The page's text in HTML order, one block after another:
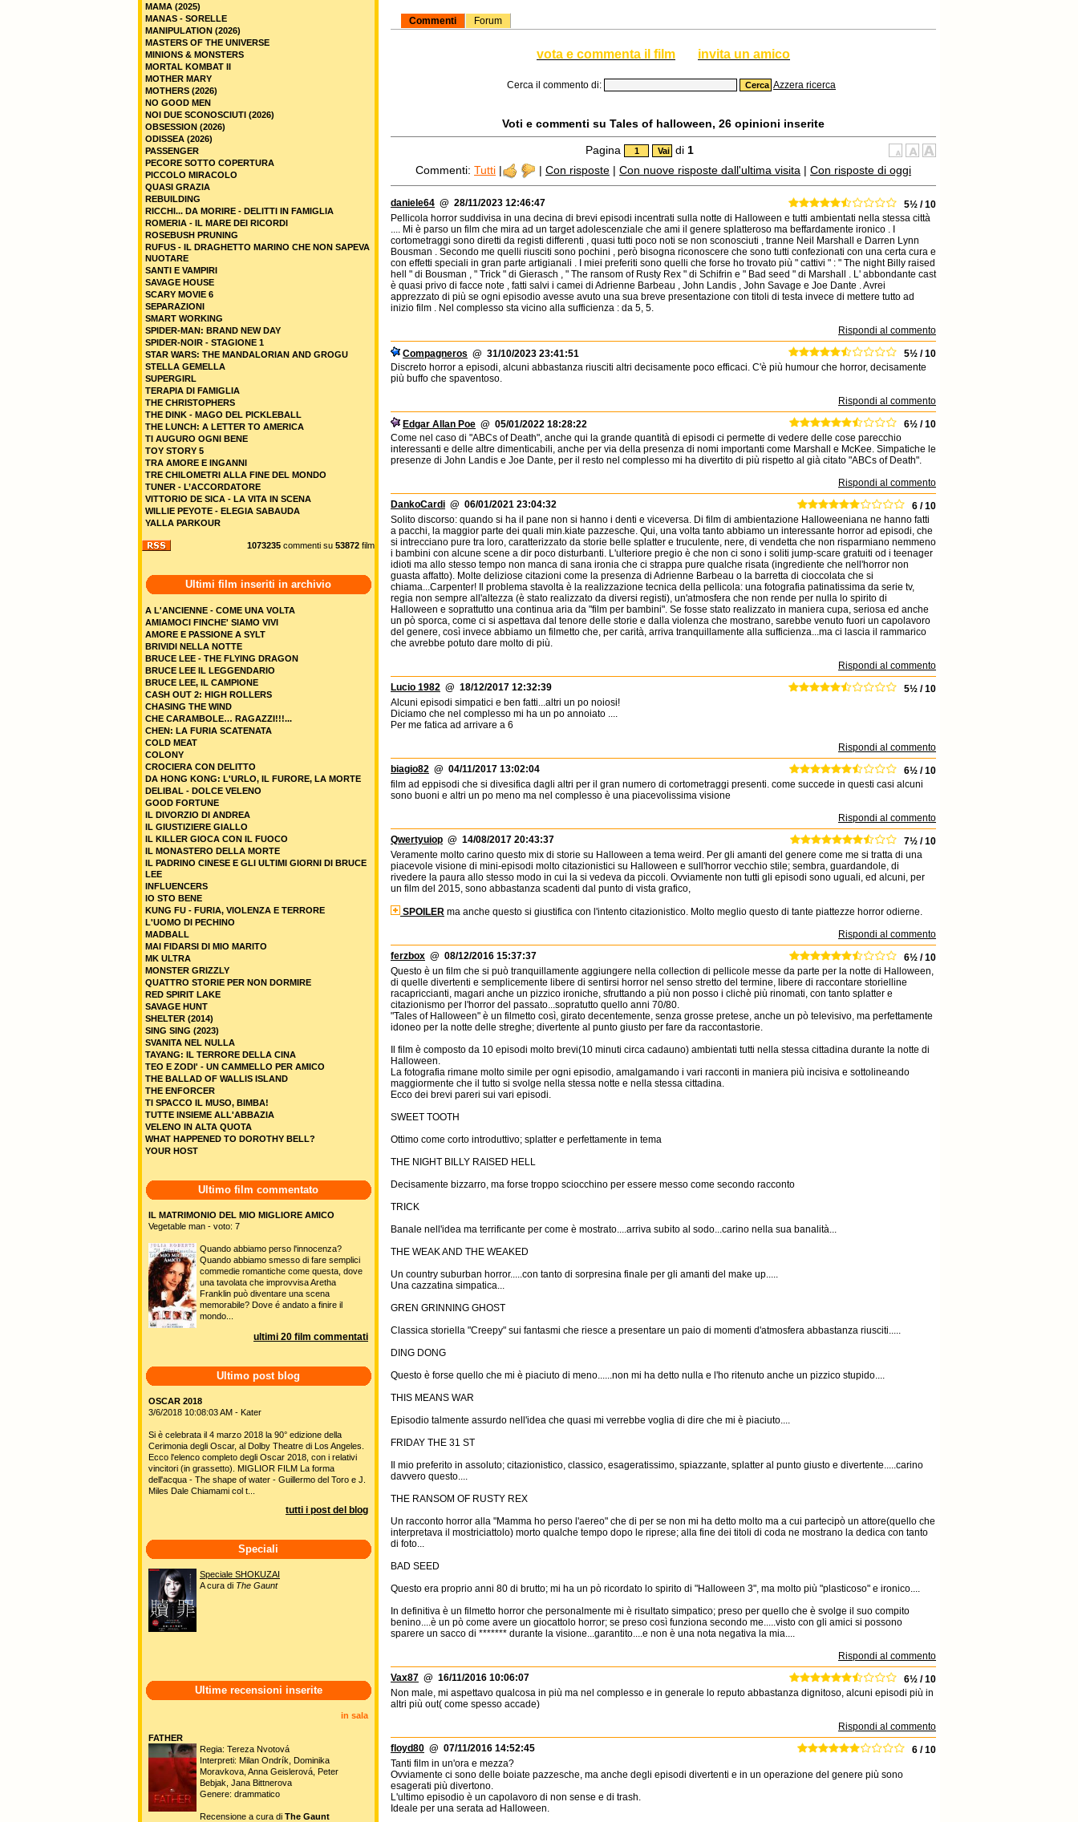
Commenti Forum
vota e commenta il film invita un amico
Cerca il commento di: Azzera ricerca
Voti e commenti su Tales of halloween, 26 opinioni inserite
Pagina di 1
Commenti: Tutti | | Con risposte | Con nuove risposte dall'ultima visita | Con risposte di oggi
daniele64 @ 28/11/2023 12:46:47
5½ / 10
Pellicola horror suddivisa in una decina di brevi episodi incentrati sulla notte di Halloween e tutti ambientati nella stessa città
.... Mi è parso un film che mira ad un target adolescenziale che ami il genere splatteroso ma beffardamente ironico . I
cortometraggi sono diretti da registi differenti , quasi tutti poco noti se non sconosciuti , tranne Neil Marshall e Darren Lynn
Bousman . Secondo me quelli riusciti sono pochini , però bisogna riconoscere che sono tutti confezionati con una certa cura e
con effetti speciali in gran parte artigianali . I miei preferiti sono quelli che forse ho trovato più " cattivi " : " The night Billy raised
hell " di Bousman , " Trick " di Gierasch , " The ransom of Rusty Rex " di Schifrin e " Bad seed " di Marshall . L' abbondante cast
è quasi privo di facce note , fatti salvi i camei di Adrienne Barbeau , John Landis , John Savage e Joe Dante . Avrei
apprezzato di più se ogni episodio avesse avuto una sua breve presentazione con titoli di testa invece di mettere tutto ad
inizio film . Nel complesso sta vicino alla sufficienza : da 5, 5.
Rispondi al commento
Compagneros @ 31/10/2023 23:41:51
5½ / 10
Discreto horror a episodi, alcuni abbastanza riusciti altri decisamente poco efficaci. C'è più humour che horror, decisamente
più buffo che spaventoso.
Rispondi al commento
Edgar Allan Poe @ 05/01/2022 18:28:22
6½ / 10
Come nel caso di "ABCs of Death", anche qui la grande quantità di episodi ci permette di vedere delle cose parecchio
interessanti e delle altre dimenticabili, anche per via della presenza di nomi importanti come Marshall e McKee. Simpatiche le
presenze di John Landis e Joe Dante, per il resto nel complesso mi ha divertito di più rispetto al già citato "ABCs of Death".
Rispondi al commento
DankoCardi @ 06/01/2021 23:04:32
6 / 10
Solito discorso: quando si ha il pane non si hanno i denti e viceversa. Di film di ambientazione Halloweeniana ne hanno fatti
a pacchi, la maggior parte dei quali min.kiate pazzesche. Qui, una volta tanto abbiamo un interessante horror ad episodi, che
si intrecciano pure tra loro, caratterizzato da storie belle splatter e truculente, nere, di vendetta che non risparmiano nemmeno
i bambini con alcune scene a dir poco disturbanti. L'ulteriore pregio è che non ci sono i soliti jump-scare gratuiti od i teenager
idioti ma allo stesso tempo non manca di sana ironia che ci strappa pure qualche risata (ingrediente che nell'horror non
guasta affatto). Molte deliziose citazioni come la presenza di Adrienne Barbeau o la barretta di cioccolata che si
chiama...Carpenter! Il problema stavolta è la realizzazione tecnica della pellicola: una fotografia patinatissima da serie tv,
regia non sempre all'altezza (è stato realizzato da diversi registi), un'atmosfera che non rende per nulla lo spirito di
Halloween e soprattutto una continua aria da "film per bambini". Se fosse stato realizzato in maniera cupa, seriosa ed anche
un pò sporca, come ci si aspettava dal tenore delle storie e dalla violenza che mostrano, sarebbe venuto fuori un capolavoro
del genere, così invece abbiamo un filmetto che, per carità, arriva tranquillamente alla sufficienza...ma ci lascia il rammarico
che avrebbe potuto dare molto di più.
Rispondi al commento
Lucio 1982 @ 18/12/2017 12:32:39
5½ / 10
Alcuni episodi simpatici e ben fatti...altri un po noiosi!
Diciamo che nel complesso mi ha un po annoiato ....
Per me fatica ad arrivare a 6
Rispondi al commento
biagio82 @ 04/11/2017 13:02:04
6½ / 10
film ad eppisodi che si divesifica dagli altri per il gran numero di cortometraggi presenti. come succede in questi casi alcuni
sono buoni e altri un po meno ma nel complesso è una piacevolissima visione
Rispondi al commento
Qwertyuiop @ 14/08/2017 20:43:37
7½ / 10
Veramente molto carino questo mix di storie su Halloween a tema weird. Per gli amanti del genere come me si tratta di una
piacevole visione di mini-episodi molto citazionistici su Halloween e sull'horror vecchio stile; sembra, guardandole, di
rivedere la paura allo stesso modo in cui la si vedeva da piccoli. Ovviamente non tutti gli episodi sono uguali, ed alcuni, per
un film del 2015, sono abbastanza scadenti dal punto di vista grafico,
SPOILER ma anche questo si giustifica con l'intento citazionistico. Molto meglio questo di tante piattezze horror odierne.
Rispondi al commento
ferzbox @ 08/12/2016 15:37:37
6½ / 10
Questo è un film che si può tranquillamente aggiungere nella collection di pellicole messe da parte per la notte di Halloween,
di quelle divertenti e semplicemente libere di sentirsi horror nel senso stretto del termine, libere di raccontare storielline
racapriccianti, magari anche un pizzico ironiche, sfruttando a più non posso i clichè più rinomati, con tanto splatter e
citazionismo per l'horror del passato...sopratutto quello anni 70/80.
"Tales of Halloween" è un filmetto così, girato decentemente, senza grosse pretese, anche un pò televisivo, ma perfettamente
idoneo per la notte delle streghe; divertente al punto giusto per fare da raccontastorie.
Il film è composto da 10 episodi molto brevi(10 minuti circa cadauno) ambientati tutti nella stessa cittadina durante la notte di
Halloween.
La fotografia rimane molto simile per ogni episodio, amalgamando i vari racconti in maniera più incisiva e sottolineando
maggiormente che il tutto si svolge nella stessa notte e nella stessa cittadina.
Ecco dei brevi pareri sui vari episodi.
SWEET TOOTH
Ottimo come corto introduttivo; splatter e perfettamente in tema
THE NIGHT BILLY RAISED HELL
Decisamente bizzarro, ma forse troppo sciocchino per essere messo come secondo racconto
TRICK
Banale nell'idea ma terrificante per come è mostrato....arriva subito al sodo...carino nella sua banalità...
THE WEAK AND THE WEAKED
Un country suburban horror.....con tanto di sorpresina finale per gli amanti del make up.....
Una cazzatina simpatica...
GREN GRINNING GHOST
Classica storiella "Creepy" sui fantasmi che riesce a presentare un paio di momenti d'atmosfera abbastanza riusciti.....
DING DONG
Questo è forse quello che mi è piaciuto di meno......non mi ha detto nulla e l'ho ritenuto anche un pizzico stupido....
THIS MEANS WAR
Episodio talmente assurdo nell'idea che quasi mi verrebbe voglia di dire che mi è piaciuto....
FRIDAY THE 31 ST
Il mio preferito in assoluto; citazionistico, classico, esageratissimo, spiazzante, splatter al punto giusto e divertente.....carino
davvero questo....
THE RANSOM OF RUSTY REX
Un racconto horror alla "Mamma ho perso l'aereo" che di per se non mi ha detto molto ma a cui partecipò un attore(quello che
interpretava il mostriciattolo) morto qualche tempo dopo le riprese; alla fine dei titoli di coda ne mostrano la dedica con tanto
di foto...
BAD SEED
Questo era proprio anni 80 di brutto; mi ha un pò ricordato lo spirito di "Halloween 3", ma molto più "plasticoso" e ironico....
In definitiva è un filmetto horror che personalmente mi è risultato simpatico; preso per quello che è svolge il suo compito
benino....è un pò come avere un giocattolo horror; se preso così funziona secondo me.....visto con gli amici si possono
sparere un sacco di ******* durante la visione...garantito....e non è una nota negativa la mia....
Rispondi al commento
Vax87 @ 16/11/2016 10:06:07
6½ / 10
Non male, mi aspettavo qualcosa in più ma nel complesso e in generale lo reputo abbastanza dignitoso, alcuni episodi più in
altri più out( come spesso accade)
Rispondi al commento
floyd80 @ 07/11/2016 14:52:45
6 / 10
Tanti film in un'ora e mezza?
Ovviamente ci sono delle boiate pazzesche, ma anche degli episodi divertenti e in un operazione del genere più sono
esagerati più divertono.
L'ultimo episodio è un capolavoro di non sense e di trash.
Ideale per una serata ad Halloween.
MAMA (2025)
MANAS - SORELLE
MANIPULATION (2026)
MASTERS OF THE UNIVERSE
MINIONS & MONSTERS
MORTAL KOMBAT II
MOTHER MARY
MOTHERS (2026)
NO GOOD MEN
NOI DUE SCONOSCIUTI (2026)
OBSESSION (2026)
ODISSEA (2026)
PASSENGER
PECORE SOTTO COPERTURA
PICCOLO MIRACOLO
QUASI GRAZIA
REBUILDING
RICCHI... DA MORIRE - DELITTI IN FAMIGLIA
ROMERIA - IL MARE DEI RICORDI
ROSEBUSH PRUNING
RUFUS - IL DRAGHETTO MARINO CHE NON SAPEVA
NUOTARE
SANTI E VAMPIRI
SAVAGE HOUSE
SCARY MOVIE 6
SEPARAZIONI
SMART WORKING
SPIDER-MAN: BRAND NEW DAY
SPIDER-NOIR - STAGIONE 1
STAR WARS: THE MANDALORIAN AND GROGU
STELLA GEMELLA
SUPERGIRL
TERAPIA DI FAMIGLIA
THE CHRISTOPHERS
THE DINK - MAGO DEL PICKLEBALL
THE LUNCH: A LETTER TO AMERICA
TI AUGURO OGNI BENE
TOY STORY 5
TRA AMORE E INGANNI
TRE CHILOMETRI ALLA FINE DEL MONDO
TUNER - L’ACCORDATORE
VITTORIO DE SICA - LA VITA IN SCENA
WILLIE PEYOTE - ELEGIA SABAUDA
YALLA PARKOUR
1073235 commenti su 53872 film
Ultimi film inseriti in archivio
A L'ANCIENNE - COME UNA VOLTA
AMIAMOCI FINCHE' SIAMO VIVI
AMORE E PASSIONE A SYLT
BRIVIDI NELLA NOTTE
BRUCE LEE - THE FLYING DRAGON
BRUCE LEE IL LEGGENDARIO
BRUCE LEE, IL CAMPIONE
CASH OUT 2: HIGH ROLLERS
CHASING THE WIND
CHE CARAMBOLE… RAGAZZI!!!...
CHEN: LA FURIA SCATENATA
COLD MEAT
COLONY
CROCIERA CON DELITTO
DA HONG KONG: L'URLO, IL FURORE, LA MORTE
DELIBAL - DOLCE VELENO
GOOD FORTUNE
IL DIVORZIO DI ANDREA
IL GIUSTIZIERE GIALLO
IL KILLER GIOCA CON IL FUOCO
IL MONASTERO DELLA MORTE
IL PADRINO CINESE E GLI ULTIMI GIORNI DI BRUCE
LEE
INFLUENCERS
IO STO BENE
KUNG FU - FURIA, VIOLENZA E TERRORE
L'UOMO DI PECHINO
MADBALL
MAI FIDARSI DI MIO MARITO
MK ULTRA
MONSTER GRIZZLY
QUATTRO STORIE PER NON DORMIRE
RED SPIRIT LAKE
SAVAGE HUNT
SHELTER (2014)
SING SING (2023)
SVANITA NEL NULLA
TAYANG: IL TERRORE DELLA CINA
TEO E ZODI' - UN CAMMELLO PER AMICO
THE BALLAD OF WALLIS ISLAND
THE ENFORCER
TI SPACCO IL MUSO, BIMBA!
TUTTE INSIEME ALL'ABBAZIA
VELENO IN ALTA QUOTA
WHAT HAPPENED TO DOROTHY BELL?
YOUR HOST
Ultimo film commentato
IL MATRIMONIO DEL MIO MIGLIORE AMICO
Vegetable man - voto: 7
Quando abbiamo perso l'innocenza?
Quando abbiamo smesso di fare semplici
commedie romantiche come questa, dove
una tavolata che improvvisa Aretha
Franklin può diventare una scena
memorabile? Dove é andato a finire il
mondo...
ultimi 20 film commentati
Ultimo post blog
OSCAR 2018
3/6/2018 10:08:03 AM - Kater
Si è celebrata il 4 marzo 2018 la 90° edizione della
Cerimonia degli Oscar, al Dolby Theatre di Los Angeles.
Ecco l'elenco completo degli Oscar 2018, con i relativi
vincitori (in grassetto). MIGLIOR FILM La forma
dell'acqua - The shape of water - Guillermo del Toro e J.
Miles Dale Chiamami col t...
tutti i post del blog
Speciali
Speciale SHOKUZAI
A cura di The Gaunt
Ultime recensioni inserite
in sala
FATHER
Regia: Tereza Nvotová
Interpreti: Milan Ondrík, Dominika
Moravkova, Anna Geislerová, Peter
Bebjak, Jana Bittnerova
Genere: drammatico
Recensione a cura di The Gaunt